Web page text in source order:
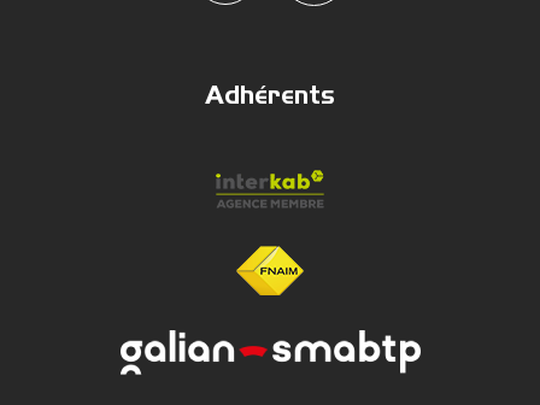
Adhérents